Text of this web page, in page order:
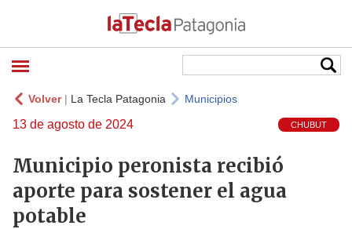
Volver| La Tecla Patagonia Municipios
13 de agosto de 2024 CHUBUT
Municipio peronista recibió
aporte para sostener el agua
potable